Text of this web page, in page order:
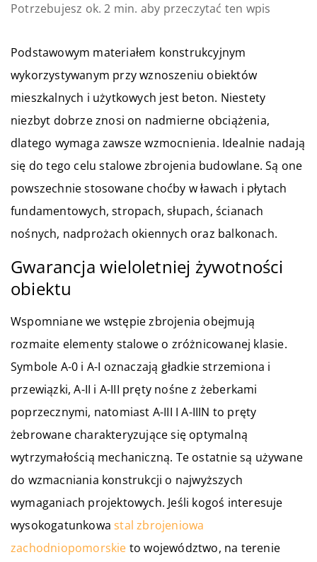
Potrzebujesz ok. 2 min. aby przeczytać ten wpis
Podstawowym materiałem konstrukcyjnym
wykorzystywanym przy wznoszeniu obiektów
mieszkalnych i użytkowych jest beton. Niestety
niezbyt dobrze znosi on nadmierne obciążenia,
dlatego wymaga zawsze wzmocnienia. Idealnie nadają
się do tego celu stalowe zbrojenia budowlane. Są one
powszechnie stosowane choćby w ławach i płytach
fundamentowych, stropach, słupach, ścianach
nośnych, nadprożach okiennych oraz balkonach.
Gwarancja wieloletniej żywotności
obiektu
Wspomniane we wstępie zbrojenia obejmują
rozmaite elementy stalowe o zróżnicowanej klasie.
Symbole A-0 i A-I oznaczają gładkie strzemiona i
przewiązki, A-II i A-III pręty nośne z żeberkami
poprzecznymi, natomiast A-III I A-IIIN to pręty
żebrowane charakteryzujące się optymalną
wytrzymałością mechaniczną. Te ostatnie są używane
do wzmacniania konstrukcji o najwyższych
wymaganiach projektowych. Jeśli kogoś interesuje
wysokogatunkowastal zbrojeniowa
zachodniopomorskie to województwo, na terenie